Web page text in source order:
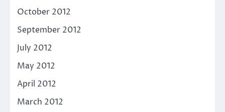
October 2012
September 2012
July 2012
May 2012
April 2012
March 2012